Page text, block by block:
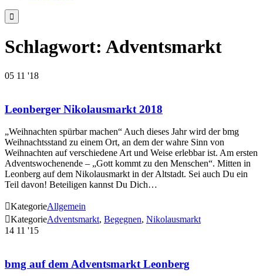

Schlagwort: Adventsmarkt
05 11 '18
Leonberger Nikolausmarkt 2018
„Weihnachten spürbar machen“ Auch dieses Jahr wird der bmg
Weihnachtsstand zu einem Ort, an dem der wahre Sinn von
Weihnachten auf verschiedene Art und Weise erlebbar ist. Am ersten
Adventswochenende – „Gott kommt zu den Menschen“. Mitten in
Leonberg auf dem Nikolausmarkt in der Altstadt. Sei auch Du ein
Teil davon! Beteiligen kannst Du Dich…
KategorieAllgemein
KategorieAdventsmarkt, Begegnen, Nikolausmarkt
14 11 '15
bmg auf dem Adventsmarkt Leonberg